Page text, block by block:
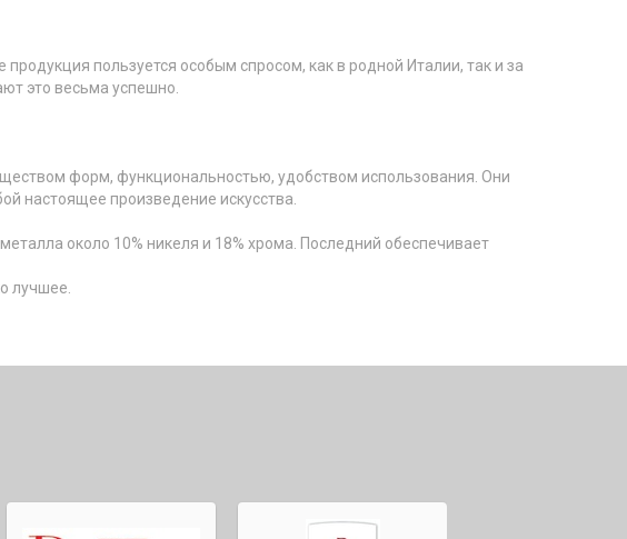
пользуется особым спросом, как в родной Италии, так и за
это весьма успешно.
форм, функциональностью, удобством использования. Они
настоящее произведение искусства.
около 10% никеля и 18% хрома. Последний обеспечивает
лучшее.